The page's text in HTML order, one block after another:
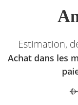
Estimation,
Achat dans les